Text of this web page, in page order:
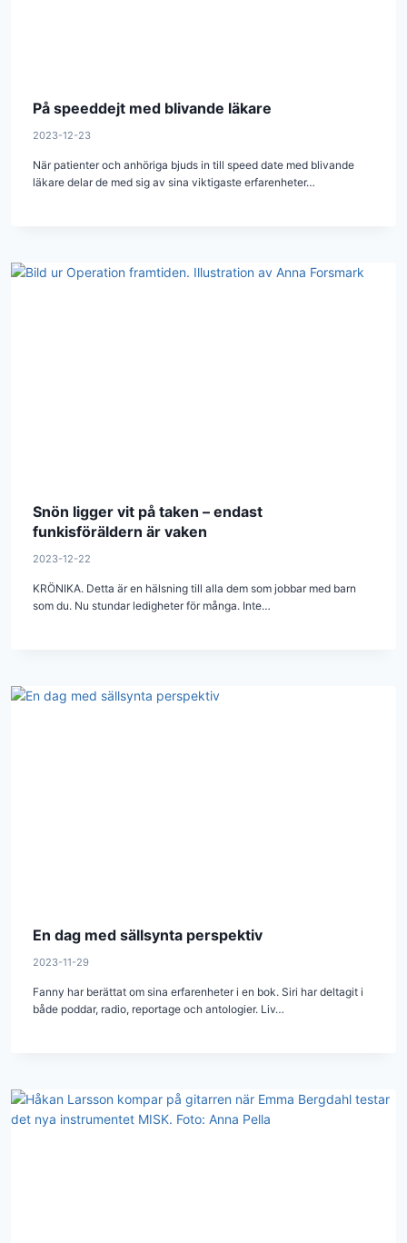
På speeddejt med blivande läkare
2023-12-23
När patienter och anhöriga bjuds in till speed date med blivande
läkare delar de med sig av sina viktigaste erfarenheter…
Snön ligger vit på taken – endast
funkisföräldern är vaken
2023-12-22
KRÖNIKA. Detta är en hälsning till alla dem som jobbar med barn
som du. Nu stundar ledigheter för många. Inte…
En dag med sällsynta perspektiv
2023-11-29
Fanny har berättat om sina erfarenheter i en bok. Siri har deltagit i
både poddar, radio, reportage och antologier. Liv…